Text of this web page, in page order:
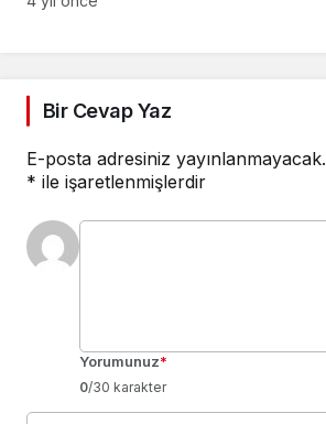
Bir Cevap Yaz
E-posta adresiniz yayınlanmayacak.
* ile işaretlenmişlerdir
Yorumunuz*
0/30 karakter